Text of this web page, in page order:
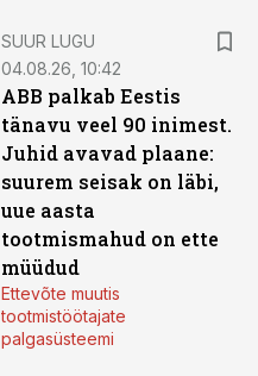
SUUR LUGU
04.08.26, 10:42
ABB palkab Eestis
tänavu veel 90 inimest.
Juhid avavad plaane:
suurem seisak on läbi,
uue aasta
tootmismahud on ette
müüdud
Ettevõte muutis
tootmistöötajate
palgasüsteemi